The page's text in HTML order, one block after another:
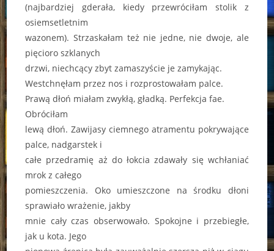
(najbardziej gderała, kiedy przewróciłam stolik z
osiemsetletnim
wazonem). Strzaskałam też nie jedne, nie dwoje, ale
pięcioro szklanych
drzwi, niechcący zbyt zamaszyście je zamykając.
Westchnęłam przez nos i rozprostowałam palce.
Prawą dłoń miałam zwykłą, gładką. Perfekcja fae.
Obróciłam
lewą dłoń. Zawijasy ciemnego atramentu pokrywające
palce, nadgarstek i
całe przedramię aż do łokcia zdawały się wchłaniać
mrok z całego
pomieszczenia. Oko umieszczone na środku dłoni
sprawiało wrażenie, jakby
mnie cały czas obserwowało. Spokojne i przebiegłe,
jak u kota. Jego